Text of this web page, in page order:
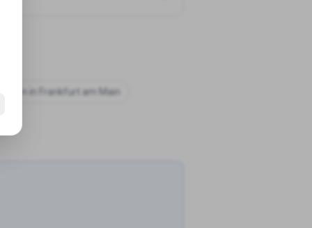
in Frankfurt am Main